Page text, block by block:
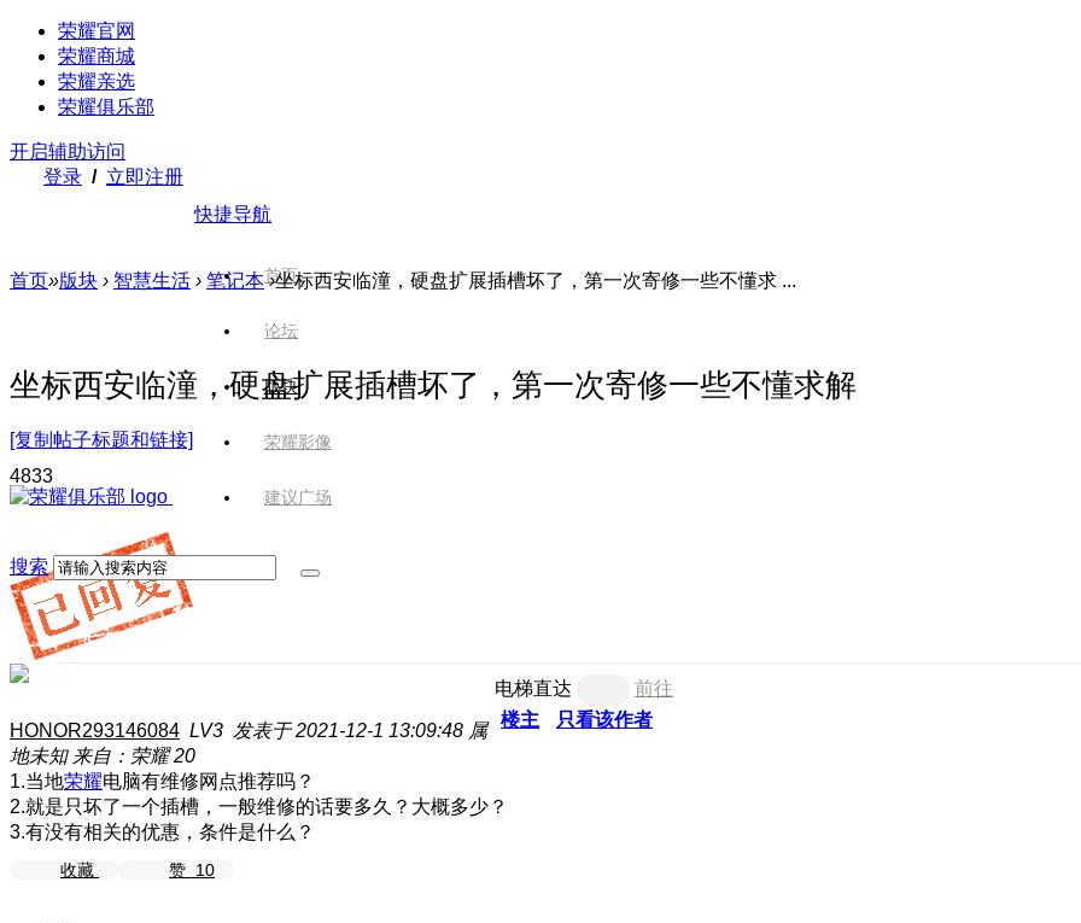
荣耀官网
荣耀商城
荣耀亲选
荣耀俱乐部
开启辅助访问
登录 / 立即注册
快捷导航
首页
论坛
版块
荣耀影像
建议广场
搜索
首页»版块 › 智慧生活 › 笔记本 ›坐标西安临潼，硬盘扩展插槽坏了，第一次寄修一些不懂求 ...
坐标西安临潼，硬盘扩展插槽坏了，第一次寄修一些不懂求解
[复制帖子标题和链接]
4833
电梯直达
前往
楼主
只看该作者
HONOR293146084 LV3 发表于 2021-12-1 13:09:48 属
地未知 来自：荣耀 20
1.当地荣耀电脑有维修网点推荐吗？
2.就是只坏了一个插槽，一般维修的话要多久？大概多少？
3.有没有相关的优惠，条件是什么？
收藏 赞 10